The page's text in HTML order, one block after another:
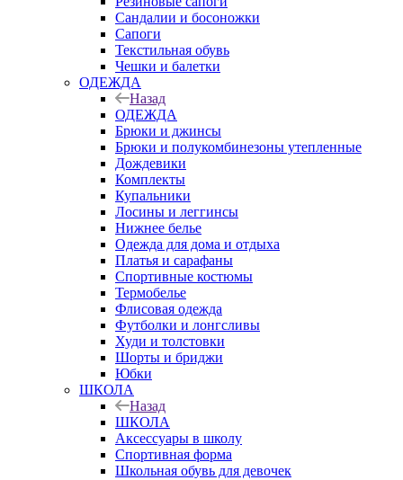
Сандалии и босоножки
Сапоги
Текстильная обувь
Чешки и балетки
ОДЕЖДА
Назад
ОДЕЖДА
Брюки и джинсы
Брюки и полукомбинезоны утепленные
Дождевики
Комплекты
Купальники
Лосины и леггинсы
Нижнее белье
Одежда для дома и отдыха
Платья и сарафаны
Спортивные костюмы
Термобелье
Флисовая одежда
Футболки и лонгсливы
Худи и толстовки
Шорты и бриджи
Юбки
ШКОЛА
Назад
ШКОЛА
Аксессуары в школу
Спортивная форма
Школьная обувь для девочек